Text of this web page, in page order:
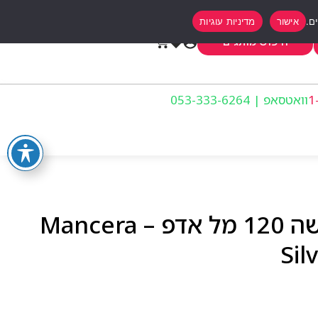
חיפוש מותגים
וואטסאפ | 053-333-6264
מנסרה בלו סילבר לאישה 120 מל אדפ – Mancera
אישור מדיניות עוגיות